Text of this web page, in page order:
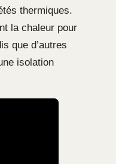
thermiques.
la chaleur pour
que d’autres
isolation